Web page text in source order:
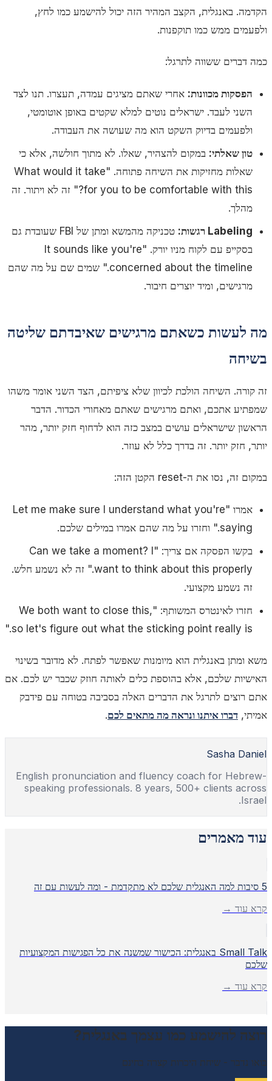
הקדמה. באנגלית, הקצב המהיר הזה יכול להישמע כמו לחץ,
ולפעמים ממש כמו תוקפנות.
כמה דברים ששווה לתרגל:
הפסקות מכוונות: אחרי שאתם מציגים עמדה, תעצרו. תנו לצד
השני לעבד. ישראלים נוטים למלא שקטים באופן אוטומטי,
ולפעמים בדיוק השקט הוא מה שעושה את העבודה.
טון שאלתי: במקום להצהיר, שאלו. לא מתוך חולשה, אלא כי
שאלות מחזיקות את השיחה פתוחה.
"What would it take
for you to be comfortable with this?"
זה לא ויתור. זה
מהלך.
Labeling רגשות:
טכניקה מהמשא ומתן של FBI שעובדת גם
בסקייפ עם לקוח מניו יורק.
"It sounds like you're
concerned about the timeline."
שמים שם על מה שהם
מרגישים, ומיד יוצרים חיבור.
מה לעשות כשאתם מרגישים שאיבדתם שליטה
בשיחה
זה קורה. השיחה הולכת לכיוון שלא ציפיתם, הצד השני אומר משהו
שמפתיע אתכם, ואתם מרגישים שאתם מאחורי הכדור. הדבר
הראשון שישראלים עושים במצב כזה הוא לדחוף חזק יותר, מהר
יותר, חזק יותר. זה בדרך כלל לא עוזר.
במקום זה, נסו את ה-reset הקטן הזה:
אמרו
"Let me make sure I understand what you're
saying."
וחזרו על מה שהם אמרו במילים שלכם.
בקשו הפסקה אם צריך:
"Can we take a moment? I
want to think about this properly."
זה לא נשמע חלש.
זה נשמע מקצועי.
חזרו לאינטרס המשותף:
"We both want to close this,
so let's figure out what the sticking point really is."
משא ומתן באנגלית הוא מיומנות שאפשר לפתח. לא מדובר בשינוי
האישיות שלכם, אלא בהוספת כלים לאותה חוזק שכבר יש לכם. אם
אתם רוצים לתרגל את הדברים האלה בסביבה בטוחה עם פידבק
אמיתי, דברו איתנו ונראה מה מתאים לכם.
Sasha Daniel
English pronunciation and fluency coach for Hebrew-
speaking professionals. 8 years, 500+ clients across
Israel.
עוד מאמרים
5 סיבות למה האנגלית שלכם לא מתקדמת - ומה לעשות עם זה
קרא עוד →
Small Talk באנגלית: הכישור שמשנה את כל הפגישות המקצועיות
שלכם
קרא עוד →
רוצה להישמע כמו עצמך באנגלית?
בואו נדבר - שיחת היכרות קצרה בחינם